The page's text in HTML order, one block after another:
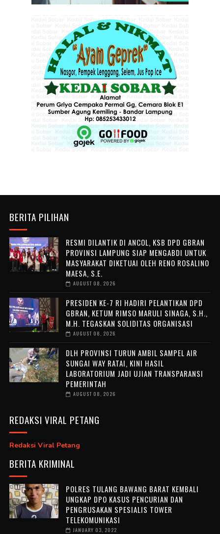
BERITA PILIHAN
RESMI DILANTIK DI ANCOL, KSB DPD GBRAN
PROVINSI LAMPUNG SIAP MENGABDI UNTUK
MASYARAKAT DIKETUAI OLEH RENO ROSALINO
MAESA, S.E.
AUGUST 08, 2026
PRESIDEN KE-7 RI HADIRI PELANTIKAN DPD
GBRAN, KETUM RIMSO MARULI SINAGA, S.H.,
M.H. TEGASKAN SOLIDITAS ORGANISASI
AUGUST 08, 2026
DLH PROVINSI TURUN AMBIL SAMPEL AIR
SUNGAI WAY RATAI, KINI HASIL
LABORATORIUM JADI UJIAN TRANSPARANSI
PEMERINTAH
AUGUST 08, 2026
REDAKSI VIRAL PETANG
Redaksi Viral Petang
BERITA KRIMINAL
POLRES TULANG BAWANG BARAT KEMBALI
UNGKAP DPO KASUS PENCURIAN DAN
PENGRUSAKAN SPESIALIS TOWER
TELEKOMUNIKASI
JANUARY 03, 2022